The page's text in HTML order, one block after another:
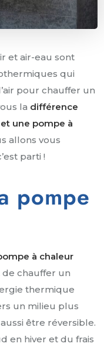
et air-eau sont
qui
pour chauffer un
la différence
une pompe à
allons vous
parti !
pompe
à chaleur
chauffer un
thermique
un milieu plus
être réversible.
en hiver et du frais